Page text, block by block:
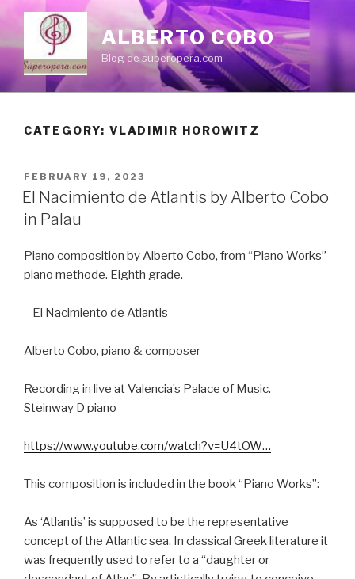
content
ALBERTO COBO
Blog de superopera.com
CATEGORY: VLADIMIR HOROWITZ
POSTED
ON
FEBRUARY 19, 2023
El Nacimiento de Atlantis by Alberto Cobo
in Palau
Piano composition by Alberto Cobo, from “Piano Works”
piano methode. Eighth grade.
– El Nacimiento de Atlantis-
Alberto Cobo, piano & composer
Recording in live at Valencia’s Palace of Music.
Steinway D piano
https://www.youtube.com/watch?v=U4tOW…
This composition is included in the book “Piano Works”:
As ‘Atlantis’ is supposed to be the representative
concept of the Atlantic sea. In classical Greek literature it
was frequently used to refer to a “daughter or